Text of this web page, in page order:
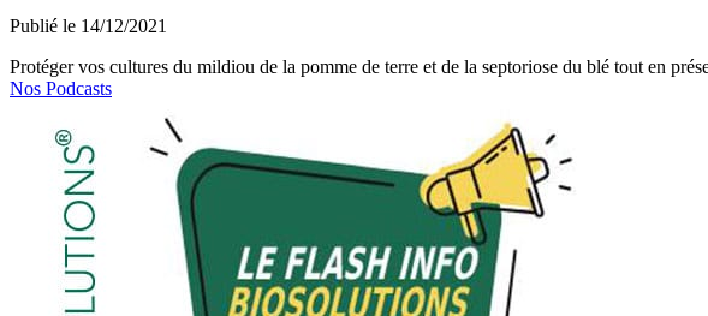
Publié le 14/12/2021
Protéger vos cultures du mildiou de la pomme de terre et de la septoriose du blé tout en
Nos Podcasts